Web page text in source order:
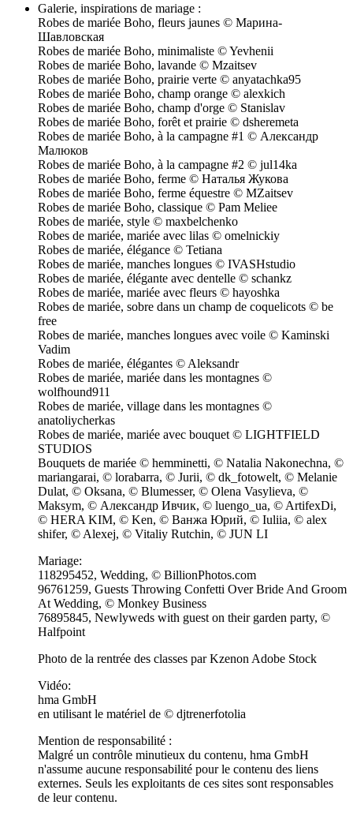
Galerie, inspirations de mariage :
Robes de mariée Boho, fleurs jaunes © Марина-
Шавловская
Robes de mariée Boho, minimaliste © Yevhenii
Robes de mariée Boho, lavande © Mzaitsev
Robes de mariée Boho, prairie verte © anyatachka95
Robes de mariée Boho, champ orange © alexkich
Robes de mariée Boho, champ d'orge © Stanislav
Robes de mariée Boho, forêt et prairie © dsheremeta
Robes de mariée Boho, à la campagne #1 © Александр
Малюков
Robes de mariée Boho, à la campagne #2 © jul14ka
Robes de mariée Boho, ferme © Наталья Жукова
Robes de mariée Boho, ferme équestre © MZaitsev
Robes de mariée Boho, classique © Pam Meliee
Robes de mariée, style © maxbelchenko
Robes de mariée, mariée avec lilas © omelnickiy
Robes de mariée, élégance © Tetiana
Robes de mariée, manches longues © IVASHstudio
Robes de mariée, élégante avec dentelle © schankz
Robes de mariée, mariée avec fleurs © hayoshka
Robes de mariée, sobre dans un champ de coquelicots © be
free
Robes de mariée, manches longues avec voile © Kaminski
Vadim
Robes de mariée, élégantes © Aleksandr
Robes de mariée, mariée dans les montagnes ©
wolfhound911
Robes de mariée, village dans les montagnes ©
anatoliycherkas
Robes de mariée, mariée avec bouquet © LIGHTFIELD
STUDIOS
Bouquets de mariée © hemminetti, © Natalia Nakonechna, ©
mariangarai, © lorabarra, © Jurii, © dk_fotowelt, © Melanie
Dulat, © Oksana, © Blumesser, © Olena Vasylieva, ©
Maksym, © Александр Ивчик, © luengo_ua, © ArtifexDi,
© HERA KIM, © Ken, © Ванжа Юрий, © Iuliia, © alex
shifer, © Alexej, © Vitaliy Rutchin, © JUN LI
Mariage:
118295452, Wedding, © BillionPhotos.com
96761259, Guests Throwing Confetti Over Bride And Groom
At Wedding, © Monkey Business
76895845, Newlyweds with guest on their garden party, ©
Halfpoint
Photo de la rentrée des classes par Kzenon Adobe Stock
Vidéo:
hma GmbH
en utilisant le matériel de © djtrenerfotolia
Mention de responsabilité :
Malgré un contrôle minutieux du contenu, hma GmbH
n'assume aucune responsabilité pour le contenu des liens
externes. Seuls les exploitants de ces sites sont responsables
de leur contenu.